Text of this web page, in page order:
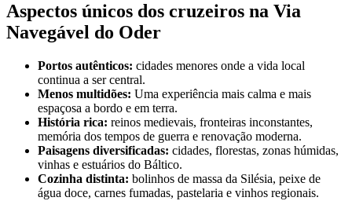
Aspectos únicos dos cruzeiros na Via
Navegável do Oder
Portos autênticos: cidades menores onde a vida local
continua a ser central.
Menos multidões: Uma experiência mais calma e mais
espaçosa a bordo e em terra.
História rica: reinos medievais, fronteiras inconstantes,
memória dos tempos de guerra e renovação moderna.
Paisagens diversificadas: cidades, florestas, zonas húmidas,
vinhas e estuários do Báltico.
Cozinha distinta: bolinhos de massa da Silésia, peixe de
água doce, carnes fumadas, pastelaria e vinhos regionais.